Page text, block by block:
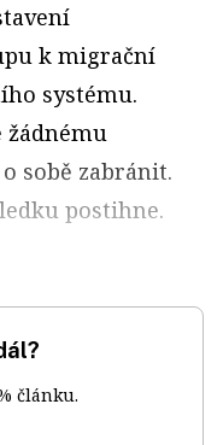
k migrační
systému.
žádnému
sobě zabránit.
postihne.
článku.